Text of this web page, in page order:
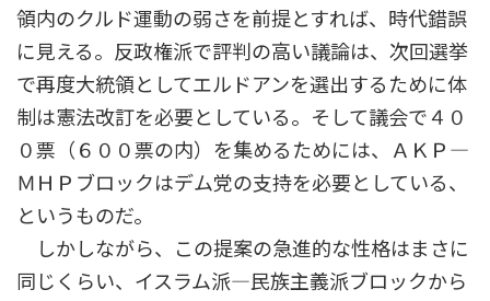
領内のクルド運動の弱さを前提とすれば、時代錯誤
に見える。反政権派で評判の高い議論は、次回選挙
で再度大統領としてエルドアンを選出するために体
制は憲法改訂を必要としている。そして議会で４０
０票（６００票の内）を集めるためには、ＡＫＰ―
ＭＨＰブロックはデム党の支持を必要としている、
というものだ。
しかしながら、この提案の急進的な性格はまさに
同じくらい、イスラム派―民族主義派ブロックから